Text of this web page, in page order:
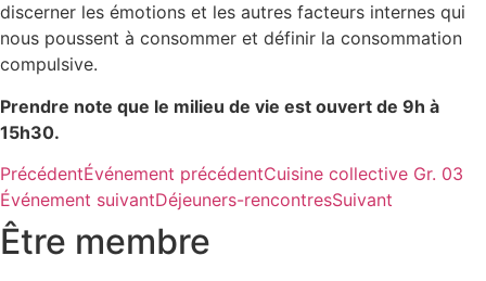
discerner les émotions et les autres facteurs internes qui
nous poussent à consommer et définir la consommation
compulsive.
Prendre note que le milieu de vie est ouvert de 9h à
15h30.
PrécédentÉvénement précédentCuisine collective Gr. 03
Événement suivantDéjeuners-rencontresSuivant
Être membre